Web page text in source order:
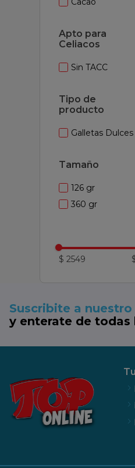
Apto para
Celiacos
Sin TACC
Galletas Dulces
Tamaño
126 gr
360 gr
$ 2549
Suscribite a
y enterate de todas